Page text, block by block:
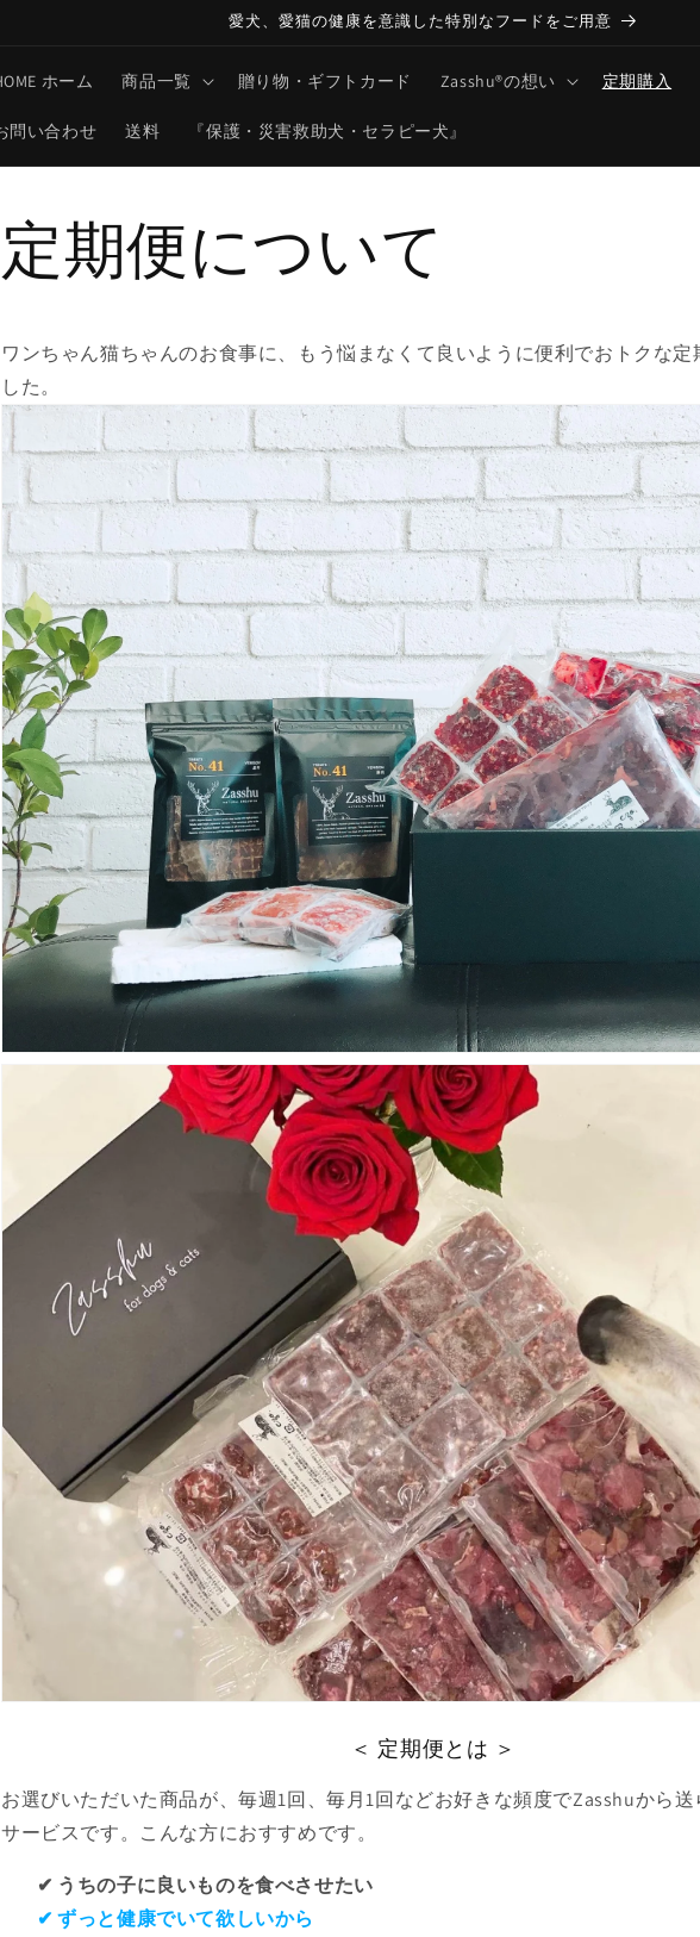
愛犬、愛猫の健康を意識した特別なフードをご用意
ホーム 商品一覧 贈り物・ギフトカード Zasshu®の想い 定期購入
問い合わせ 送料 『保護・災害救助犬・セラピー犬』
定期便について
ワンちゃん猫ちゃんのお食事に、もう悩まなくて良いように便利でおトクな
した。
＜ 定期便とは ＞
お選びいただいた商品が、毎週1回、毎月1回などお好きな頻度でZasshuから
サービスです。 こんな方におすすめです。
✔ うちの子に良いものを食べさせたい
✔ ずっと健康でいて欲しいから